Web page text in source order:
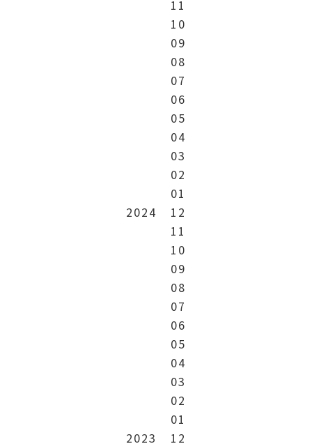
11
10
09
08
07
06
05
04
03
02
01
2024
12
11
10
09
08
07
06
05
04
03
02
01
2023
12